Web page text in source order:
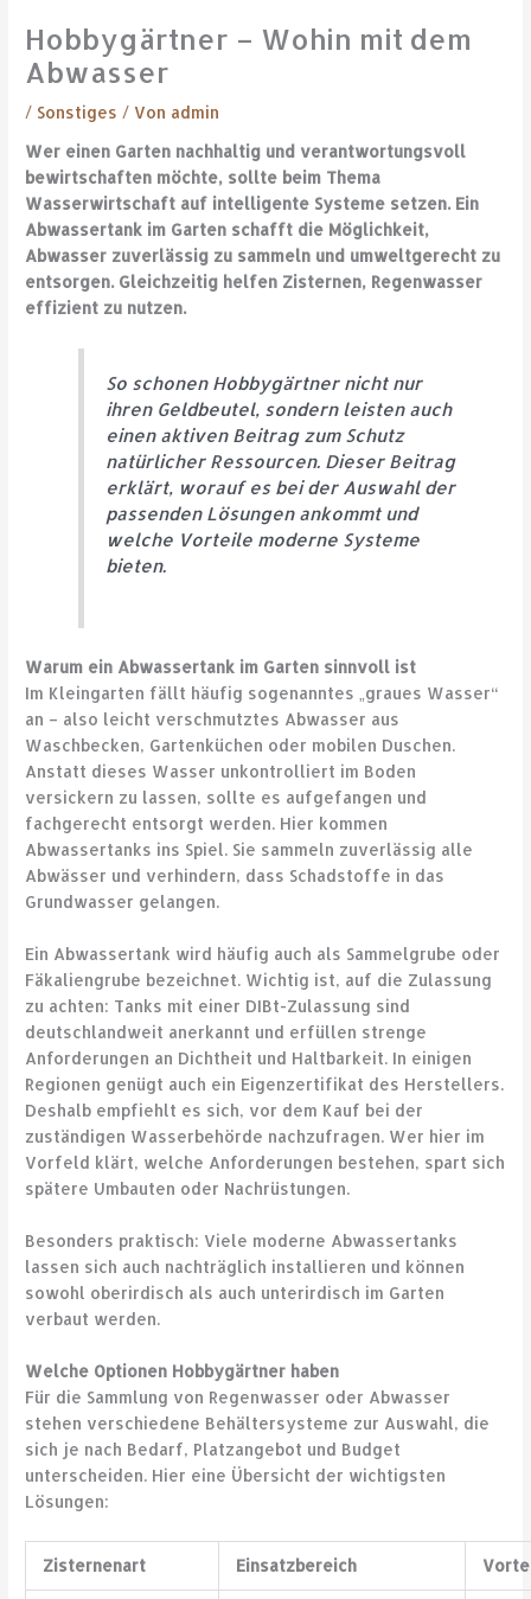
Hobbygärtner – Wohin mit dem
Abwasser
/ Sonstiges / Von admin
Wer einen Garten nachhaltig und verantwortungsvoll
bewirtschaften möchte, sollte beim Thema
Wasserwirtschaft auf intelligente Systeme setzen. Ein
Abwassertank im Garten schafft die Möglichkeit,
Abwasser zuverlässig zu sammeln und umweltgerecht zu
entsorgen. Gleichzeitig helfen Zisternen, Regenwasser
effizient zu nutzen.
So schonen Hobbygärtner nicht nur
ihren Geldbeutel, sondern leisten auch
einen aktiven Beitrag zum Schutz
natürlicher Ressourcen. Dieser Beitrag
erklärt, worauf es bei der Auswahl der
passenden Lösungen ankommt und
welche Vorteile moderne Systeme
bieten.
Warum ein Abwassertank im Garten sinnvoll ist
Im Kleingarten fällt häufig sogenanntes „graues Wasser“
an – also leicht verschmutztes Abwasser aus
Waschbecken, Gartenküchen oder mobilen Duschen.
Anstatt dieses Wasser unkontrolliert im Boden
versickern zu lassen, sollte es aufgefangen und
fachgerecht entsorgt werden. Hier kommen
Abwassertanks ins Spiel. Sie sammeln zuverlässig alle
Abwässer und verhindern, dass Schadstoffe in das
Grundwasser gelangen.
Ein Abwassertank wird häufig auch als Sammelgrube oder
Fäkaliengrube bezeichnet. Wichtig ist, auf die Zulassung
zu achten: Tanks mit einer DIBt-Zulassung sind
deutschlandweit anerkannt und erfüllen strenge
Anforderungen an Dichtheit und Haltbarkeit. In einigen
Regionen genügt auch ein Eigenzertifikat des Herstellers.
Deshalb empfiehlt es sich, vor dem Kauf bei der
zuständigen Wasserbehörde nachzufragen. Wer hier im
Vorfeld klärt, welche Anforderungen bestehen, spart sich
spätere Umbauten oder Nachrüstungen.
Besonders praktisch: Viele moderne Abwassertanks
lassen sich auch nachträglich installieren und können
sowohl oberirdisch als auch unterirdisch im Garten
verbaut werden.
Welche Optionen Hobbygärtner haben
Für die Sammlung von Regenwasser oder Abwasser
stehen verschiedene Behältersysteme zur Auswahl, die
sich je nach Bedarf, Platzangebot und Budget
unterscheiden. Hier eine Übersicht der wichtigsten
Lösungen:
Zisternenart Einsatzbereich